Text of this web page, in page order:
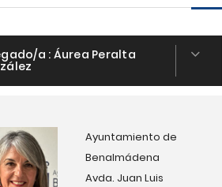
a :Áurea Peralta
Ayuntamiento de
Benalmádena
Avda. Juan Luis